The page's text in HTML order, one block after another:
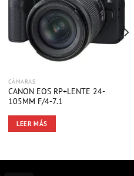
CÁMARAS
CANON EOS RP+LENTE 24-
105MM F/4-7.1
LEER MÁS